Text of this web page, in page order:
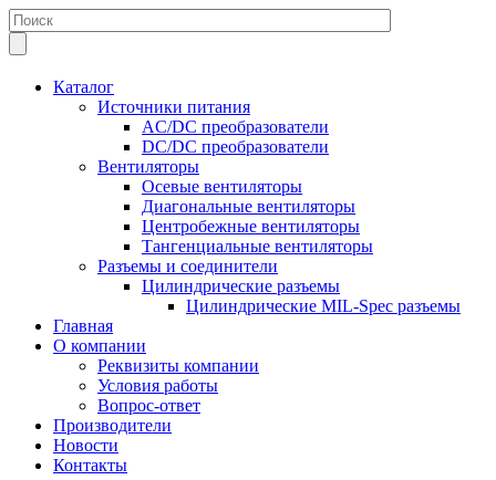
Каталог
Источники питания
AC/DC преобразователи
DC/DC преобразователи
Вентиляторы
Осевые вентиляторы
Диагональные вентиляторы
Центробежные вентиляторы
Тангенциальные вентиляторы
Разъемы и соединители
Цилиндрические разъемы
Цилиндрические MIL-Spec разъемы
Главная
О компании
Реквизиты компании
Условия работы
Вопрос-ответ
Производители
Новости
Контакты